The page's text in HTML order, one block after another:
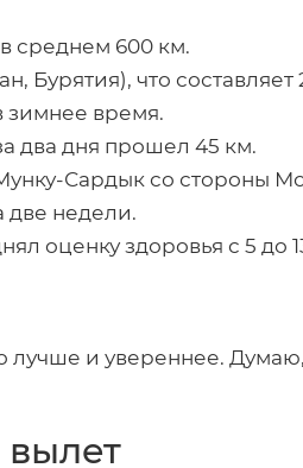
среднем 600 км.
Бурятия), что
зимнее время.
два дня прошел 45 км.
Сардыксо стороны
две недели.
оценку здоровья с 5 до
лучше и увереннее.
вылет